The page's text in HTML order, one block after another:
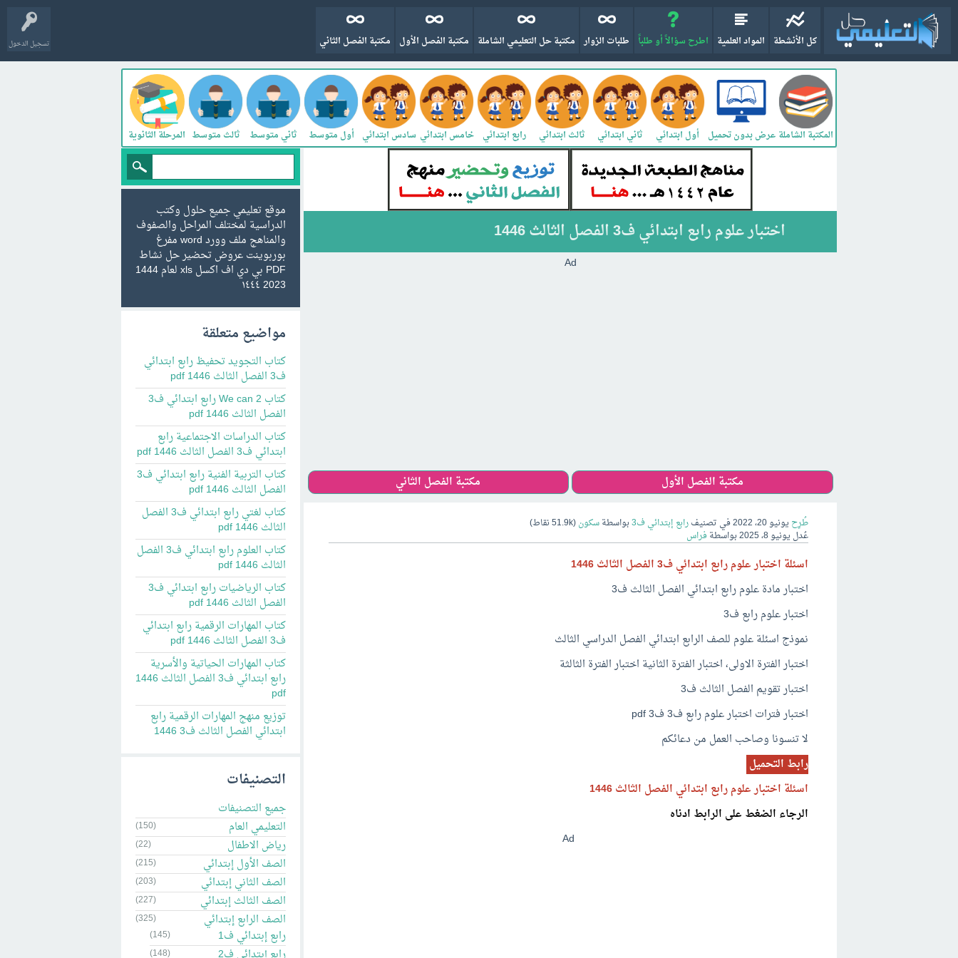
تسجيل الدخول كل الأنشطة المواد العلمية اطرح سؤالاً أو طلباً طلبات الزوار مكتبة حل التعليمي الشاملة مكتبة الفصل الأول مكتبة الفصل الثاني
المكتبة الشاملة عرض بدون تحميل أول ابتدائي ثاني ابتدائي ثالث ابتدائي رابع ابتدائي خامس ابتدائي سادس ابتدائي أول متوسط ثاني متوسط ثالث متوسط المرحلة الثانوية
اختبار علوم رابع ابتدائي ف3 الفصل الثالث 1446
Ad
مكتبة الفصل الأول مكتبة الفصل الثاني
طُرِح يونيو 20، 2022 في تصنيفرابع إبتدائي ف3 بواسطةسكون(
51.9kنقاط)
عُدل يونيو 8، 2025 بواسطةفراس
اسئلة اختبار علوم رابع ابتدائي ف3 الفصل الثالث 1446
اختبار مادة علوم رابع ابتدائي الفصل الثالث ف3
اختبار علوم رابع ف3
نموذج اسئلة علوم للصف الرابع ابتدائي الفصل الدراسي الثالث
اختبار الفترة الاولى، اختبار الفترة الثانية اختبار الفترة الثالثة
اختبار تقويم الفصل الثالث ف3
اختبار فترات اختبار علوم رابع ف3 ف3 pdf
لا تنسونا وصاحب العمل من دعائكم
رابط التحميل
اسئلة اختبار علومرابع ابتدائي الفصل الثالث 1446
الرجاء الضغط على الرابط ادناه
Ad
موقع تعليمي جميع حلول وكتب
الدراسية لمختلف المراحل والصفوف
والمناهج ملف وورد word مفرغ
بوربوينت عروض تحضير حل نشاط
PDF بي دي اف اكسل xls لعام 1444
2023 ١٤٤٤
مواضيع متعلقة
كتاب التجويد تحفيظ رابع ابتدائي
ف3 الفصل الثالث 1446 pdf
كتاب 2 We can رابع ابتدائي ف3
الفصل الثالث 1446 pdf
كتاب الدراسات الاجتماعية رابع
ابتدائي ف3 الفصل الثالث 1446 pdf
كتاب التربية الفنية رابع ابتدائي ف3
الفصل الثالث 1446 pdf
كتاب لغتي رابع ابتدائي ف3 الفصل
الثالث 1446 pdf
كتاب العلوم رابع ابتدائي ف3 الفصل
الثالث 1446 pdf
كتاب الرياضيات رابع ابتدائي ف3
الفصل الثالث 1446 pdf
كتاب المهارات الرقمية رابع ابتدائي
ف3 الفصل الثالث 1446 pdf
كتاب المهارات الحياتية والأسرية
رابع ابتدائي ف3 الفصل الثالث 1446
pdf
توزيع منهج المهارات الرقمية رابع
ابتدائي الفصل الثالث ف3 1446
التصنيفات
جميع التصنيفات
التعليمي العام
(150)
رياض الاطفال (22)
الصف الأول إبتدائي (215)
الصف الثاني إبتدائي (203)
الصف الثالث إبتدائي (227)
الصف الرابع إبتدائي (325)
رابع إبتدائي ف1 (145)
(148)